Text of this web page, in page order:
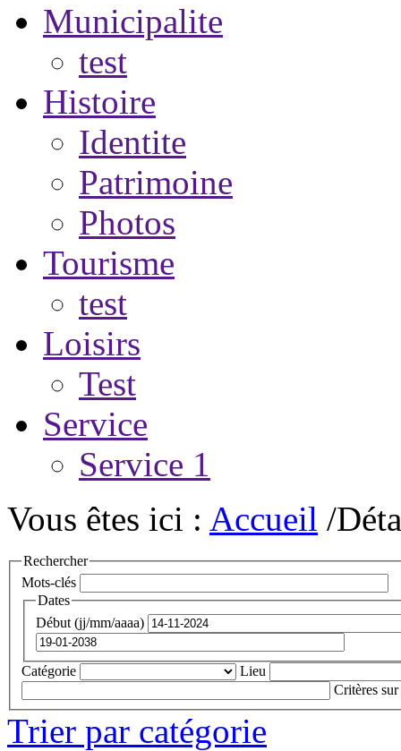
Municipalite
test
Histoire
Identite
Patrimoine
Photos
Tourisme
test
Loisirs
Test
Service
Service 1
Vous êtes ici : Accueil /
Rechercher
Mots-clés
Dates
Début (jj/mm/aaaa)
Catégorie
Lieu
Critères sur
Trier par catégorie